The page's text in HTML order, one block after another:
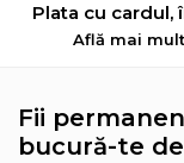
Plata cu cardul,
Află mai
Fii
bucură-te